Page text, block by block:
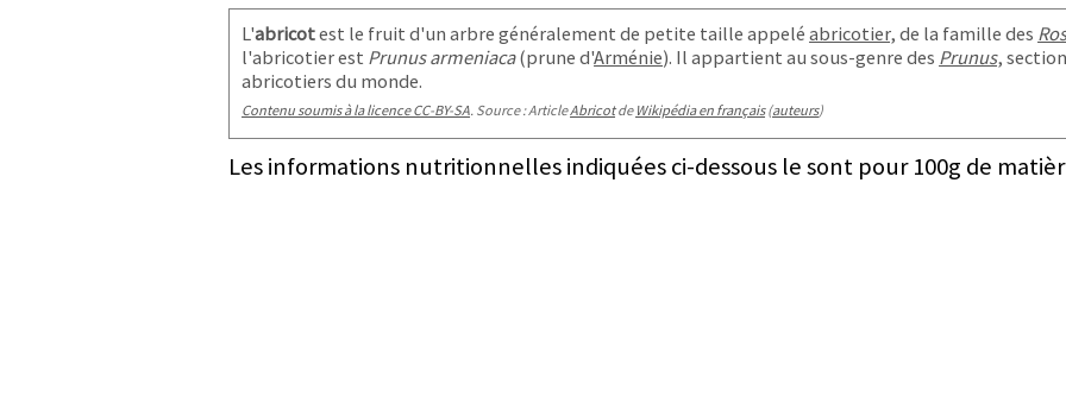
L'abricotest le fruit d'un arbre généralement de petite taille appeléabricotier, de la famille des
l'abricotier est Prunus armeniaca(prune d'Arménie). Il appartient au sous-genre des Prunus,
abricotiers du monde.
Contenu soumis à la licence CC-BY-SA. Source : ArticleAbricotde Wikipédia en français(auteurs)
Les informations nutritionnelles indiquées ci-dessous le sont pour 100g de